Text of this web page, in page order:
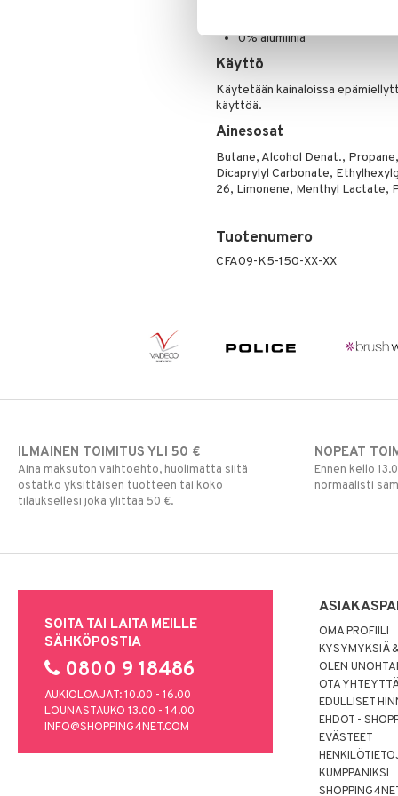
0% alumiinia
Käyttö
Käytetään kainaloissa
käyttöä.
Ainesosat
Butane, Alcohol Denat.,
Dicaprylyl Carbonate,
26, Limonene, Menthyl Lactate,
Tuotenumero
CFA09-K5-150-XX-XX
ILMAINEN TOIMITUS YLI 50 €
Aina maksuton vaihtoehto, huolimatta siitä
ostatko yksittäisen tuotteen tai koko
tilauksellesi joka ylittää 50 €.
NOPEAT
Ennen kello
normaalisti
SOITA TAI LAITA MEILLE
SÄHKÖPOSTIA
0800 9 18486
AUKIOLOAJAT: 10.00 - 16.00
LOUNASTAUKO 13.00 - 14.00
INFO@SHOPPING4NET.COM
OMA PROFIILI
KYSYMYKSIÄ
OLEN
OTA
EDULLISET
EHDOT -
EVÄSTEET
KUMPPANIKSI